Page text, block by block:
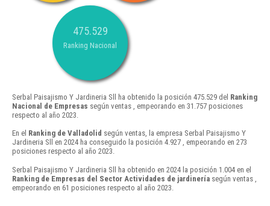
475.529
Ranking Nacional
Serbal Paisajismo Y Jardineria Sll ha obtenido la posición 475.529 del Ranking
Nacional de Empresas según ventas , empeorando en 31.757 posiciones
respecto al año 2023.
En el Ranking de Valladolid según ventas, la empresa Serbal Paisajismo Y
Jardineria Sll en 2024 ha conseguido la posición 4.927 , empeorando en 273
posiciones respecto al año 2023.
Serbal Paisajismo Y Jardineria Sll ha obtenido en 2024 la posición 1.004 en el
Ranking de Empresas del Sector Actividades de jardinería según ventas ,
empeorando en 61 posiciones respecto al año 2023.